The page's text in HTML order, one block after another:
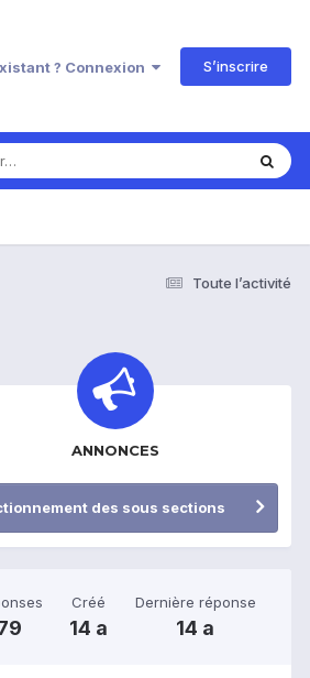
? Connexion S’inscrire
Toute l’activité
ANNONCES
des sous sections
Créé
14 a
Dernière réponse
14 a